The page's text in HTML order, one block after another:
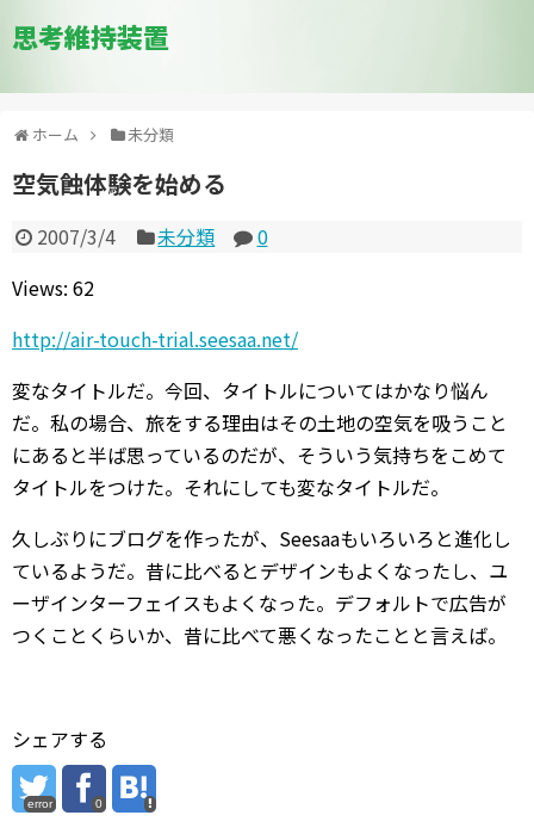
思考維持装置
ホーム 未分類
空気蝕体験を始める
2007/3/4 未分類
0
Views: 62
http://air-touch-trial.seesaa.net/
変なタイトルだ。今回、タイトルについてはかなり悩ん
だ。私の場合、旅をする理由はその土地の空気を吸うこと
にあると半ば思っているのだが、そういう気持ちをこめて
タイトルをつけた。それにしても変なタイトルだ。
久しぶりにブログを作ったが、Seesaaもいろいろと進化し
ているようだ。昔に比べるとデザインもよくなったし、ユ
ーザインターフェイスもよくなった。デフォルトで広告が
つくことくらいか、昔に比べて悪くなったことと言えば。
シェアする
error 0